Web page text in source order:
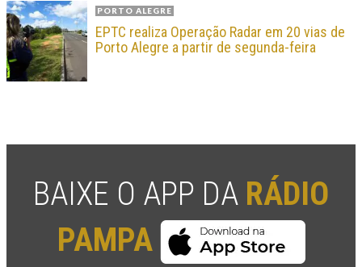
PORTO ALEGRE
EPTC realiza Operação Radar em 20 vias de
Porto Alegre a partir de segunda-feira
BAIXE O APP DA RÁDIO
PAMPA